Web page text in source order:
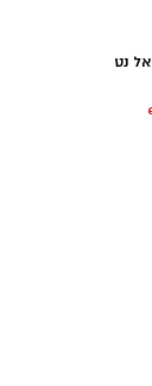
נט